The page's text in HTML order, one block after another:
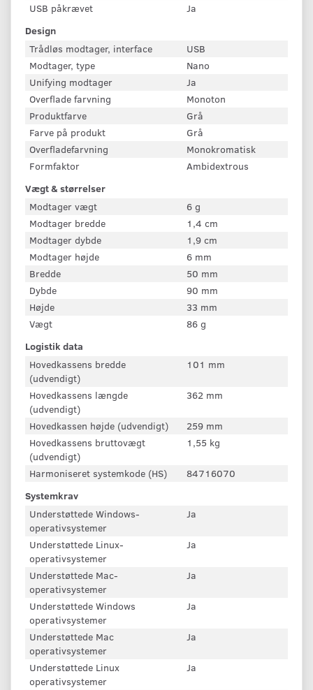
USB påkrævet
Ja
Design
Trådløs modtager, interface
USB
Modtager, type
Nano
Unifying modtager
Ja
Overflade farvning
Monoton
Produktfarve
Grå
Farve på produkt
Grå
Overfladefarvning
Monokromatisk
Formfaktor
Ambidextrous
Vægt & størrelser
Modtager vægt
6 g
Modtager bredde
1,4 cm
Modtager dybde
1,9 cm
Modtager højde
6 mm
Bredde
50 mm
Dybde
90 mm
Højde
33 mm
Vægt
86 g
Logistik data
Hovedkassens bredde
(udvendigt)
101 mm
Hovedkassens længde
(udvendigt)
362 mm
Hovedkassen højde (udvendigt)
259 mm
Hovedkassens bruttovægt
(udvendigt)
1,55 kg
Harmoniseret systemkode (HS)
84716070
Systemkrav
Understøttede Windows-
operativsystemer
Ja
Understøttede Linux-
operativsystemer
Ja
Understøttede Mac-
operativsystemer
Ja
Understøttede Windows
operativsystemer
Ja
Understøttede Mac
operativsystemer
Ja
Understøttede Linux
operativsystemer
Ja